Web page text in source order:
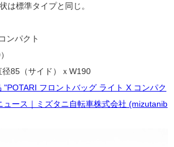
は標準タイプと同じ。
ンパクト
85（サイド）ｘW190
"POTARI フロントバッグ ライト X コンパク
ュース｜ミズタニ自転車株式会社 (mizutanib